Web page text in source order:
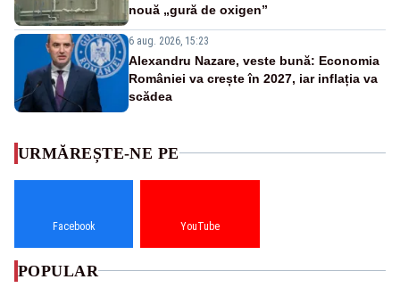
nouă „gură de oxigen”
6 aug. 2026, 15:23
Alexandru Nazare, veste bună: Economia
României va crește în 2027, iar inflația va
scădea
URMĂREȘTE-NE PE
Facebook YouTube
POPULAR